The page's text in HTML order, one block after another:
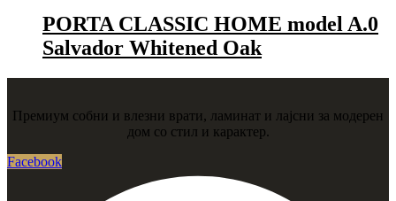
PORTA CLASSIC HOME model A.0
Salvador Whitened Oak
Премиум собни и влезни врати, ламинат и лајсни за модерен
дом со стил и карактер.
Facebook